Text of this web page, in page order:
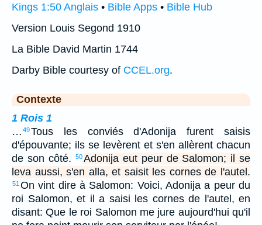
Kings 1:50 Anglais • Bible Apps • Bible Hub
Version Louis Segond 1910
La Bible David Martin 1744
Darby Bible courtesy of CCEL.org.
Contexte
1 Rois 1
… 49Tous les conviés d'Adonija furent saisis
d'épouvante; ils se levèrent et s'en allèrent chacun
de son côté.
50Adonija eut peur de Salomon; il se
leva aussi, s'en alla, et saisit les cornes de l'autel.
51 On vint dire à Salomon: Voici, Adonija a peur du
roi Salomon, et il a saisi les cornes de l'autel, en
disant: Que le roi Salomon me jure aujourd'hui qu'il